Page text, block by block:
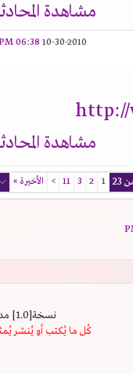
مشاهدة
10-30-2010
06:38 PM
http://
مشاهدة
2
11
> الأخيرة»
نسخة[1.0] مدعَم بالسرعة | يدعم كافة المتصفحات
كُل ما يُكتب أو يُنشر